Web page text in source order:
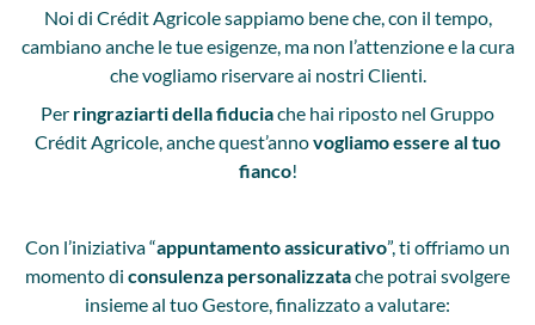
Noi di Crédit Agricole sappiamo bene che, con il tempo,
cambiano anche le tue esigenze, ma non l’attenzione e la cura
che vogliamo riservare ai nostri Clienti.
Per ringraziarti della fiduciache hai riposto nel Gruppo
Crédit Agricole, anche quest’annovogliamo essere al tuo
fianco!
Con l’iniziativa “appuntamento assicurativo”, ti offriamo un
momento di consulenza personalizzatache potrai svolgere
insieme al tuo Gestore, finalizzato a valutare: